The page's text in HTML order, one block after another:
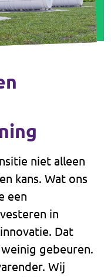
niet alleen
kans. Wat ons
een
in
Dat
gebeuren.
Wij